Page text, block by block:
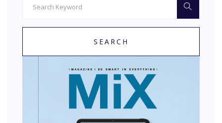
SEARCH